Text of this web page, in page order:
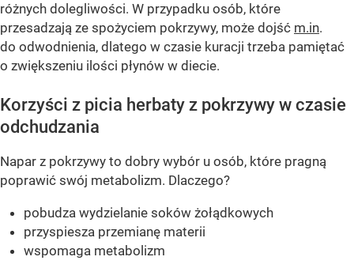
różnych dolegliwości. W przypadku osób, które
przesadzają ze spożyciem pokrzywy, może dojść m.in.
do odwodnienia, dlatego w czasie kuracji trzeba pamiętać
o zwiększeniu ilości płynów w diecie.
Korzyści z picia herbaty z pokrzywy w czasie
odchudzania
Napar z pokrzywy to dobry wybór u osób, które pragną
poprawić swój metabolizm. Dlaczego?
pobudza wydzielanie soków żołądkowych
przyspiesza przemianę materii
wspomaga metabolizm